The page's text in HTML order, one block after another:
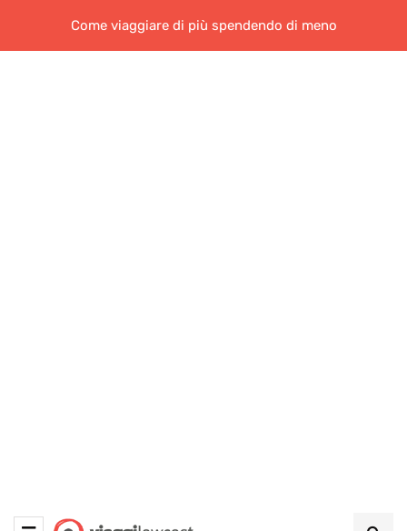
Come viaggiare di più spendendo di meno